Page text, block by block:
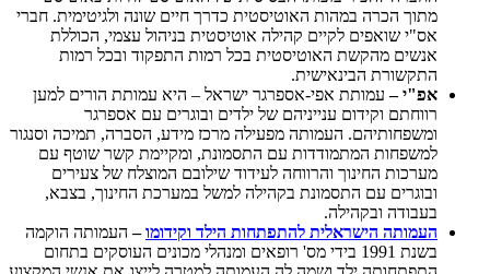
מתוך הכרה במהות האוטיסטית כדרך חיים שונה ולגיטימית. חברי
אס"י שואפים לקיים קהילה אוטיסטית בניהול עצמי, הכוללת
אנשים מהקשת האוטיסטית בכל רמות התפקוד ובכל רמות
התקשורת הבינאישית.
אפ"י – עמותת אפי-אספרגר ישראל – היא עמותת הורים למען
רווחתם וקידום ענייניהם של ילדים ובוגרים עם אספרגר
ומשפחותיהם. העמותה מפעילה מרכז מידע, הסברה, תמיכה וסנגור
למשפחות המתמודדות עם התסמונת, ומקיימת קשר שוטף עם
מערכות החינוך והרווחה לעידוד שילובם המוצלח של צעירים
ובוגרים עם התסמונת בקהילה למשל במערכת החינוך, בצבא,
בעבודה ובקהילה.
העמותה הישראלית להתפתחות הילד וקידומו –העמותה הוקמה
בשנת 1991 בידי מס' רופאים ומנהלי מכונים העוסקים בתחום